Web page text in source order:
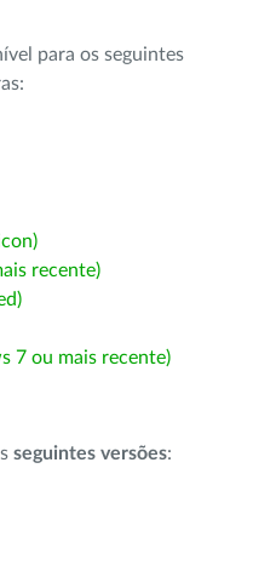
para os seguintes
recente)
7 ou mais recente)
seguintes versões: